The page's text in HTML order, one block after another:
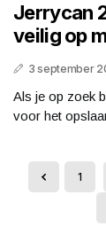
Jerrycan
veilig op
3 september
Als je op zoek
voor het
1